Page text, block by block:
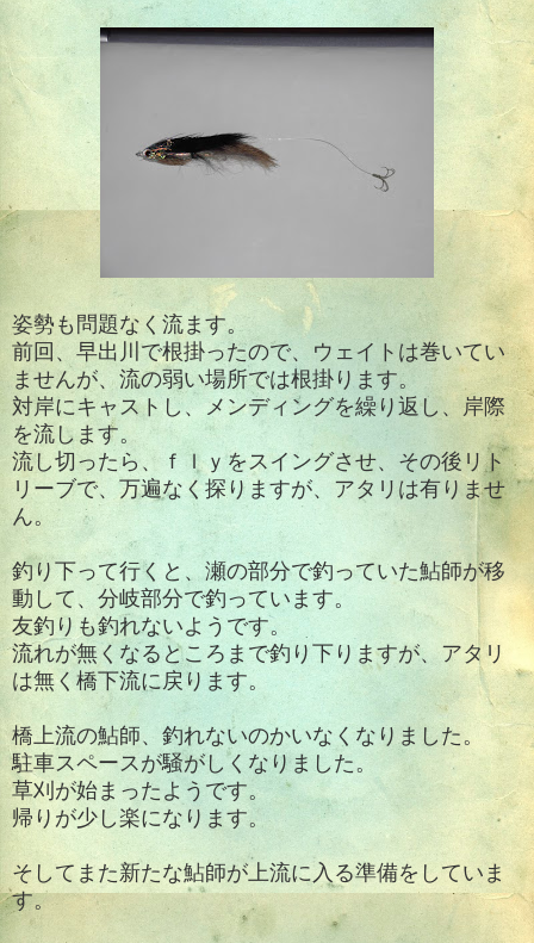
姿勢も問題なく流ます。
前回、早出川で根掛ったので、ウェイトは巻いてい
ませんが、流の弱い場所では根掛ります。
対岸にキャストし、メンディングを繰り返し、岸際
を流します。
流し切ったら、ｆｌｙをスイングさせ、その後リト
リーブで、万遍なく探りますが、アタリは有りませ
ん。
釣り下って行くと、瀬の部分で釣っていた鮎師が移
動して、分岐部分で釣っています。
友釣りも釣れないようです。
流れが無くなるところまで釣り下りますが、アタリ
は無く橋下流に戻ります。
橋上流の鮎師、釣れないのかいなくなりました。
駐車スペースが騒がしくなりました。
草刈が始まったようです。
帰りが少し楽になります。
そしてまた新たな鮎師が上流に入る準備をしていま
す。